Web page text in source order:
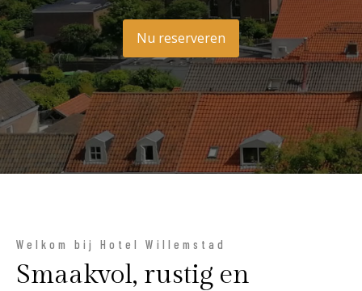
Nu reserveren
Welkom bij Hotel Willemstad
Smaakvol, rustig en